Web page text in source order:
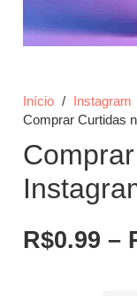
Início / Instagram
Comprar Curtidas
R$0.99 –